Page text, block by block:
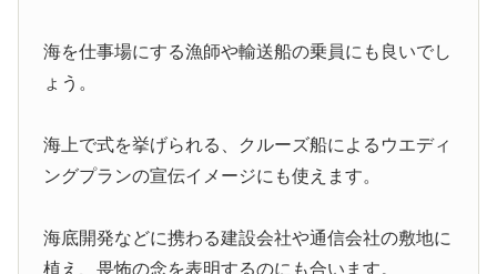
海を仕事場にする漁師や輸送船の乗員にも良いでし
ょう。
海上で式を挙げられる、クルーズ船によるウエディ
ングプランの宣伝イメージにも使えます。
海底開発などに携わる建設会社や通信会社の敷地に
植え、畏怖の念を表明するのにも合います。